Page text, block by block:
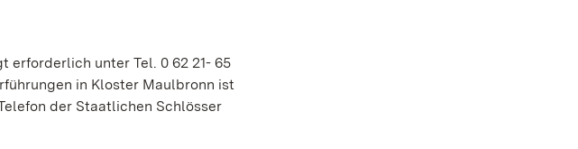
erforderlich unter Tel. 0 62 21- 65
in Kloster Maulbronn ist
der Staatlichen Schlösser